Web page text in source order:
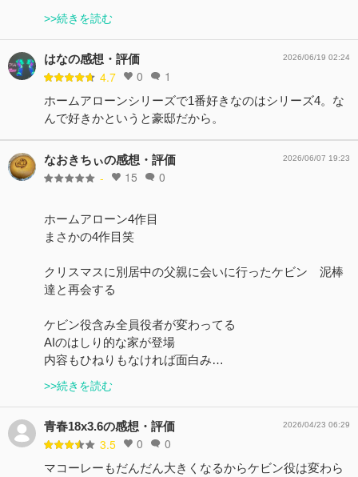
>>続きを読む
はなの感想・評価
4.7 0 1
2026/06/19 02:24
ホームアローンシリーズで1番好きなのはシリーズ4。な
んで好きかというと豪邸だから。
なおきちぃの感想・評価
- 15 0
2026/06/07 19:23
ホームアローン4作目
まさかの4作目笑
クリスマスに別居中の父親に会いに行ったケビン 泥棒
達と再会する
ケビン役含み全員役者が変わってる
AIのはしり的な家が登場
内容もひねりもなければ面白み…
>>続きを読む
青春18x3.6の感想・評価
3.5 0 0
2026/04/23 06:29
マコーレーもだんだん大きくなるからケビン役は変わら